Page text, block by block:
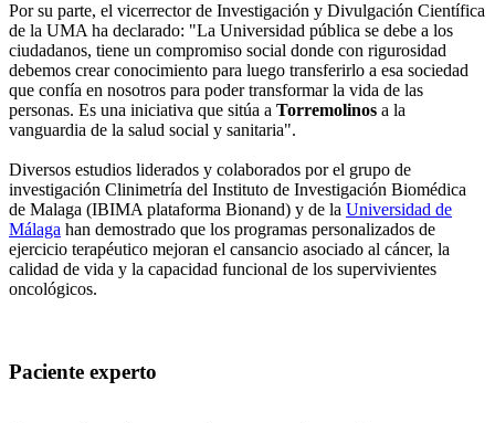
Por su parte, el vicerrector de Investigación y Divulgación Científica
de la UMA ha declarado: "La Universidad pública se debe a los
ciudadanos, tiene un compromiso social donde con rigurosidad
debemos crear conocimiento para luego transferirlo a esa sociedad
que confía en nosotros para poder transformar la vida de las
personas. Es una iniciativa que sitúa a Torremolinos a la
vanguardia de la salud social y sanitaria".
Diversos estudios liderados y colaborados por el grupo de
investigación Clinimetría del Instituto de Investigación Biomédica
de Malaga (IBIMA plataforma Bionand) y de la Universidad de
Málaga han demostrado que los programas personalizados de
ejercicio terapéutico mejoran el cansancio asociado al cáncer, la
calidad de vida y la capacidad funcional de los supervivientes
oncológicos.
Paciente experto